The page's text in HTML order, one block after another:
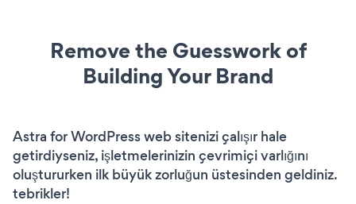
Remove the Guesswork of
Building Your Brand
Astra for WordPress web sitenizi çalışır hale
getirdiyseniz, işletmelerinizin çevrimiçi varlığını
oluştururken ilk büyük zorluğun üstesinden geldiniz.
tebrikler!